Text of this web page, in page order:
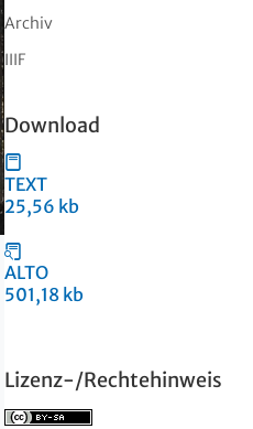
Archiv
IIIF
Download
TEXT
25,56 kb
ALTO
501,18 kb
Lizenz-/Rechtehinweis